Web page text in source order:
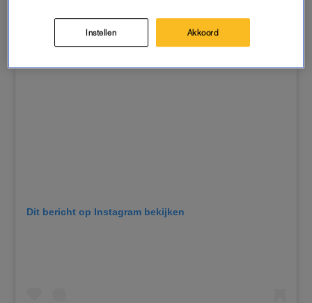
Dit bericht op Instagram bekijken
Instellen Akkoord